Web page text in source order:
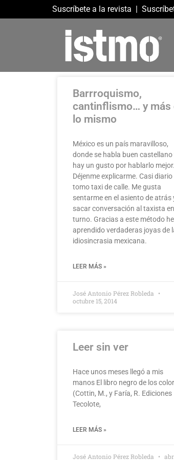
Suscríbete a la revista |
Barrroquismo,
cantinflismo… y más
lo mismo
México es un país maravilloso,
donde se habla buen castellano
hay un gusto por hablarlo mejor.
Déjenme explicarme. Casi diario
tomo taxi de calle. Me gusta
sentarme en el asiento de atrás
sacar conversación al taxista en
turno. Gracias a este método he
aprendido verdaderas joyas de
idiosincrasia mexicana.
LEER MÁS »
José Antonio Pérez Robleda
octubre 15, 2014
Leer sin ver
Hace unos meses llegó a mis
manos El libro negro de los
(Cottin, M., y Faría, R. Ediciones
Tecolote,
LEER MÁS »
José Antonio Pérez Robleda